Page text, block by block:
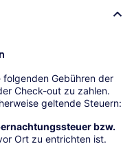
Gebühren der
Check-out zu zahlen.
geltende Steuern:
bzw.
Ort zu entrichten ist.